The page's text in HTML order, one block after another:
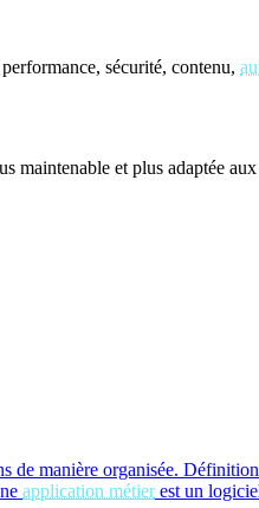
sécurité, contenu,
maintenable et plus adaptée
de manière organisée. Définition
application métierest un